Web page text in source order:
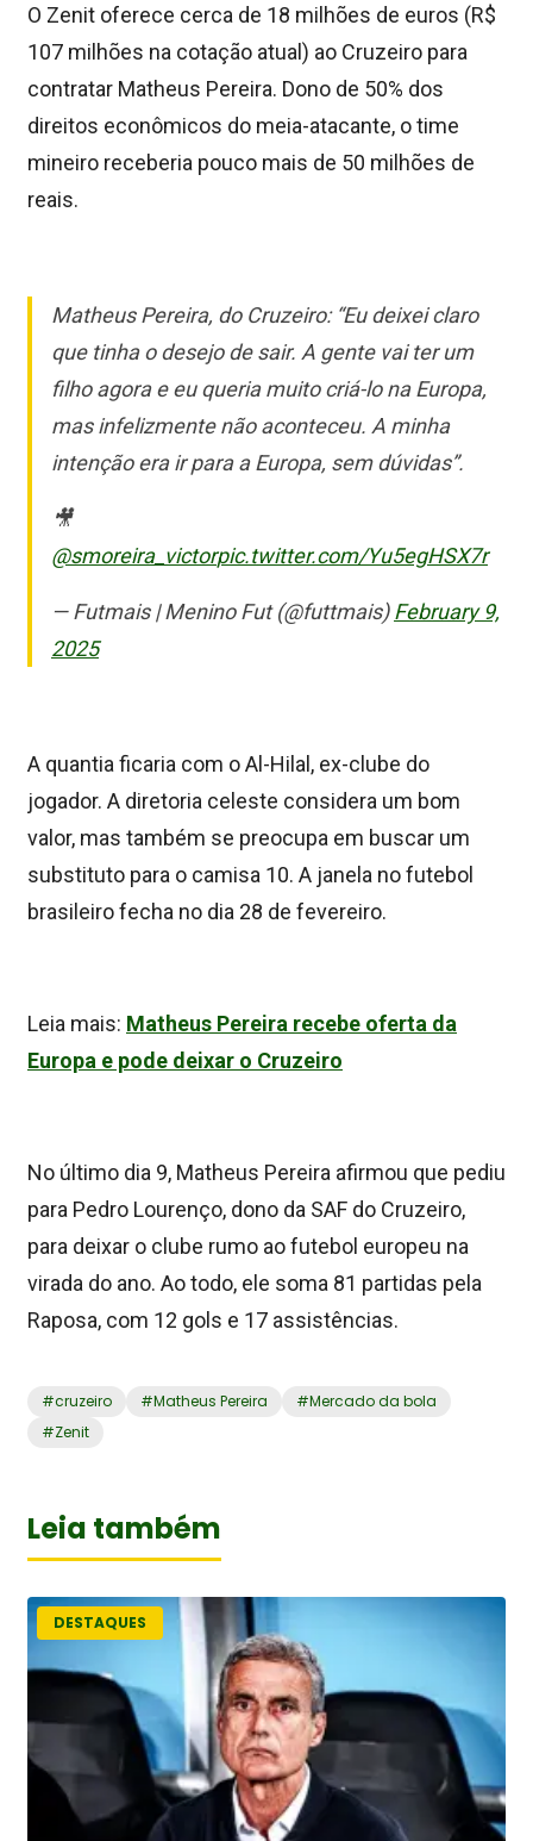
O Zenit oferece cerca de 18 milhões de euros (R$
107 milhões na cotação atual) ao Cruzeiro para
contratar Matheus Pereira. Dono de 50% dos
direitos econômicos do meia-atacante, o time
mineiro receberia pouco mais de 50 milhões de
reais.
Matheus Pereira, do Cruzeiro: “Eu deixei claro
que tinha o desejo de sair. A gente vai ter um
filho agora e eu queria muito criá-lo na Europa,
mas infelizmente não aconteceu. A minha
intenção era ir para a Europa, sem dúvidas”.
🎥
@smoreira_victorpic.twitter.com/Yu5egHSX7r
— Futmais | Menino Fut (@futtmais)February 9,
2025
A quantia ficaria com o Al-Hilal, ex-clube do
jogador. A diretoria celeste considera um bom
valor, mas também se preocupa em buscar um
substituto para o camisa 10. A janela no futebol
brasileiro fecha no dia 28 de fevereiro.
Leia mais: Matheus Pereira recebe oferta da
Europa e pode deixar o Cruzeiro
No último dia 9, Matheus Pereira afirmou que pediu
para Pedro Lourenço, dono da SAF do Cruzeiro,
para deixar o clube rumo ao futebol europeu na
virada do ano. Ao todo, ele soma 81 partidas pela
Raposa, com 12 gols e 17 assistências.
#cruzeiro #Matheus Pereira #Mercado da bola
#Zenit
Leia também
DESTAQUES